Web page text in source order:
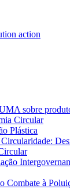
action
sobre
Circular
Plástica
Combate à